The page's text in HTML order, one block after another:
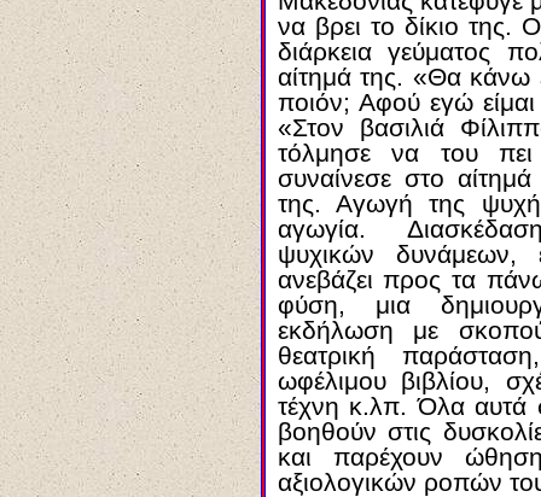
να βρει το δίκιο της.
διάρκεια γεύματος
αίτημά της. «Θα κάνω
ποιόν; Αφού εγώ
«Στον βασιλιά
τόλμησε να του
συναίνεσε στο
της. Αγωγή της
αγωγία.
ψυχικών δυνάμεων,
ανεβάζει προς τα
φύση, μια
εκδήλωση με
θεατρική
ωφέλιμου βιβλίου,
τέχνη κ.λπ. Όλα αυτά
βοηθούν στις
και παρέχουν
αξιολογικών ροπών